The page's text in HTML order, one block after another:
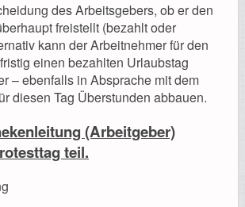
des Arbeitsgebers, ob er den
freistellt (bezahlt oder
kann der Arbeitnehmer für den
einen bezahlten Urlaubstag
– ebenfalls in Absprache mit dem
diesen Tag Überstunden abbauen.
(Arbeitgeber)
teil.